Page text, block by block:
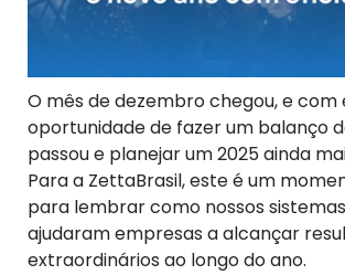
O mês de dezembro chegou, e com
oportunidade de fazer um balanço
passou e planejar um 2025 ainda
Para a ZettaBrasil, este é um
para lembrar como nossos
ajudaram empresas a alcançar
extraordinários ao longo do ano.